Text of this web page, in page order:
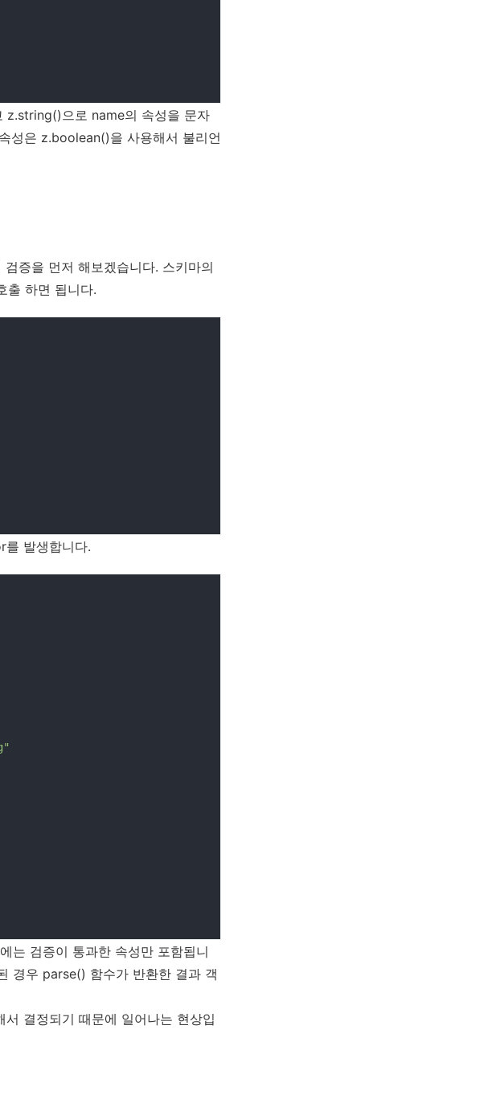
z.string()으로 name의 속성을 문자
성은 z.boolean()을 사용해서 불리언
증을 먼저 해보겠습니다. 스키마의
출 하면 됩니다.
발생합니다.
는 검증이 통과한 속성만 포함됩니
경우 parse() 함수가 반환한 결과 객
결정되기 때문에 일어나는 현상입